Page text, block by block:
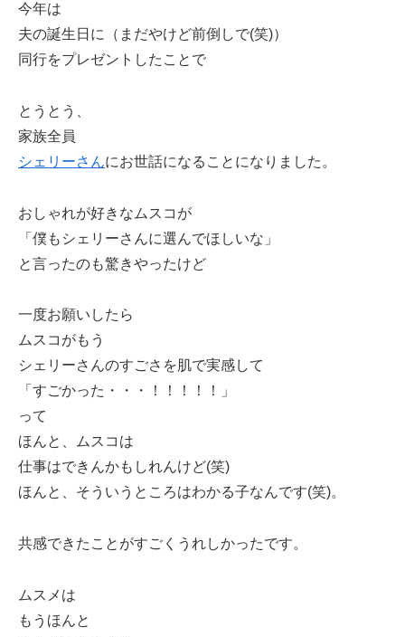
今年は
夫の誕生日に（まだやけど前倒しで(笑)）
同行をプレゼントしたことで
とうとう、
家族全員
シェリーさんにお世話になることになりました。
おしゃれが好きなムスコが
「僕もシェリーさんに選んでほしいな」
と言ったのも驚きやったけど
一度お願いしたら
ムスコがもう
シェリーさんのすごさを肌で実感して
「すごかった・・・！！！！！」
って
ほんと、ムスコは
仕事はできんかもしれんけど(笑)
ほんと、そういうところはわかる子なんです(笑)。
共感できたことがすごくうれしかったです。
ムスメは
もうほんと